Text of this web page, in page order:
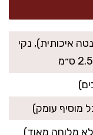
איכותית), נקי